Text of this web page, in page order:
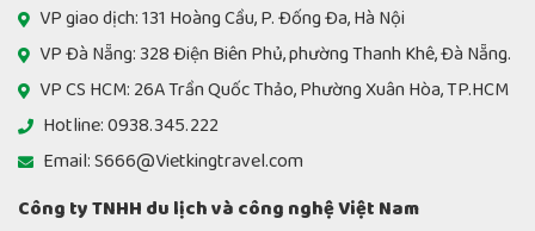
VP giao dịch: 131 Hoàng Cầu, P. Đống Đa, Hà Nội
VP Đà Nẵng: 328 Điện Biên Phủ, phường Thanh Khê, Đà Nẵng.
VP CS HCM: 26A Trần Quốc Thảo, Phường Xuân Hòa, TP.HCM
Hotline: 0938.345.222
Email: S666@Vietkingtravel.com
Công ty TNHH du lịch và công nghệ Việt Nam